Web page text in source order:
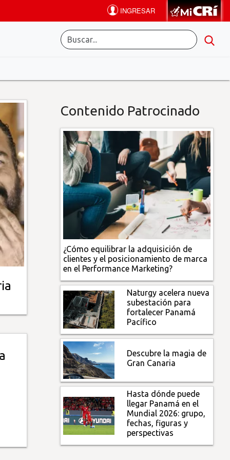
Contenido Patrocinado
¿Cómo equilibrar la adquisición de
clientes y el posicionamiento de marca
en el Performance Marketing?
Naturgy acelera nueva
subestación para
fortalecer Panamá
Pacífico
Descubre la magia de
Gran Canaria
Hasta dónde puede
llegar Panamá en el
Mundial 2026: grupo,
fechas, figuras y
perspectivas